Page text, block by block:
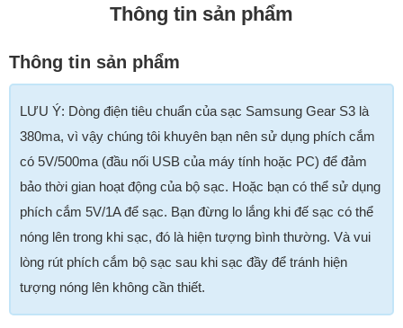
Thông tin sản phẩm
Thông tin sản phẩm
LƯU Ý: Dòng điện tiêu chuẩn của sạc Samsung Gear S3 là
380ma, vì vậy chúng tôi khuyên bạn nên sử dụng phích cắm
có 5V/500ma (đầu nối USB của máy tính hoặc PC) để đảm
bảo thời gian hoạt động của bộ sạc. Hoặc bạn có thể sử dụng
phích cắm 5V/1A để sạc. Bạn đừng lo lắng khi đế sạc có thể
nóng lên trong khi sạc, đó là hiện tượng bình thường. Và vui
lòng rút phích cắm bộ sạc sau khi sạc đầy để tránh hiện
tượng nóng lên không cần thiết.